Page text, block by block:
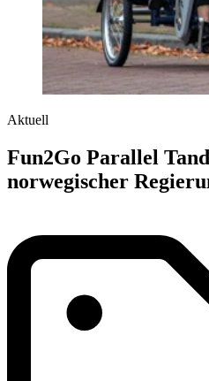
Aktuell
Fun2Go Parallel
norwegischer